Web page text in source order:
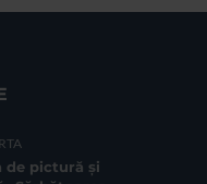
de pictură și